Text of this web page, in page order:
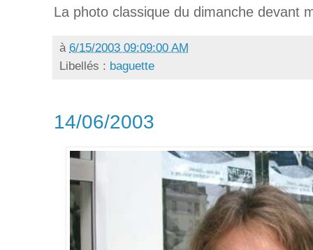
La photo classique du dimanche devant
à 6/15/2003 09:09:00 AM
Libellés : baguette
14/06/2003